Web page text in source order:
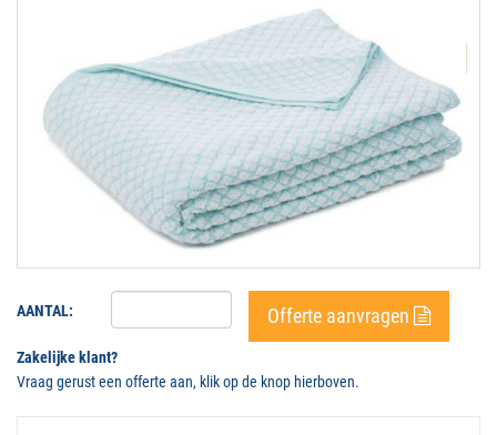
AANTAL: Offerte aanvragen
Zakelijke klant?
Vraag gerust een offerte aan, klik op de knop hierboven.